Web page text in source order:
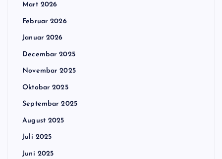
Mart 2026
Februar 2026
Januar 2026
Decembar 2025
Novembar 2025
Oktobar 2025
Septembar 2025
August 2025
Juli 2025
Juni 2025